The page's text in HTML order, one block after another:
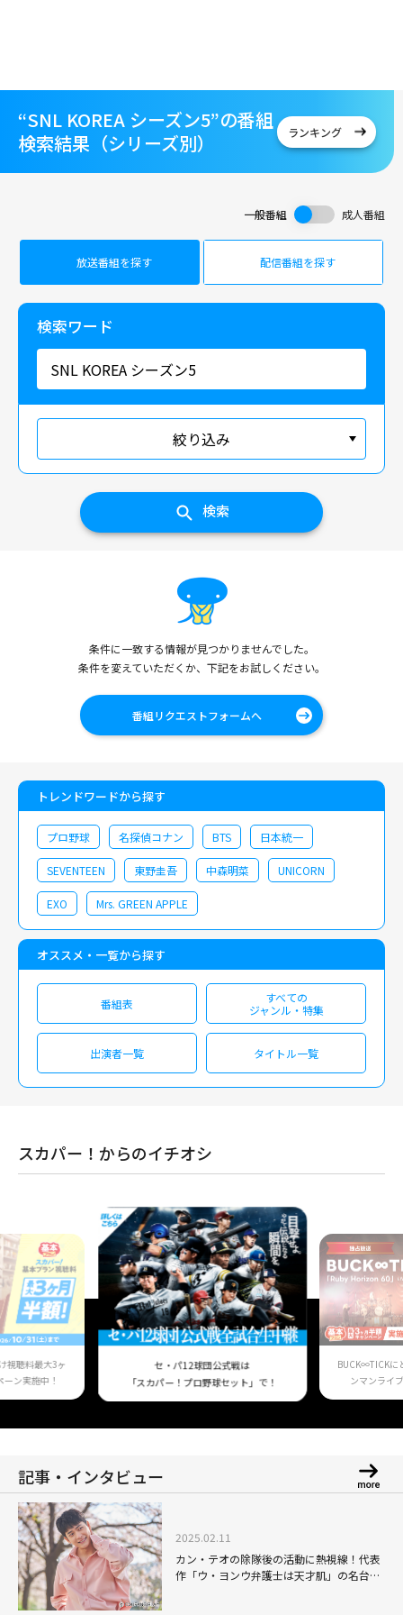
“SNL KOREA シーズン5”の番組
検索結果（シリーズ別）
ランキング
一般番組 成人番組
放送番組を探す 配信番組を探す
検索ワード
絞り込み
検索
条件に一致する情報が見つかりませんでした。
条件を変えていただくか、下記をお試しください。
番組リクエストフォームへ
トレンドワードから探す
プロ野球 名探偵コナン BTS 日本統一
SEVENTEEN 東野圭吾 中森明菜 UNICORN
EXO Mrs. GREEN APPLE
オススメ・一覧から探す
番組表
すべての
ジャンル・特集
出演者一覧 タイトル一覧
スカパー！からのイチオシ
視聴料最大3ヶ
ン実施中！
セ・パ12球団公式戦は
「スカパー！プロ野球セット」で！
BUCK∞TICKに
ンマンライ
記事・インタビュー
2025.02.11
カン・テオの除隊後の活動に熱視線！代表
作「ウ・ヨンウ弁護士は天才肌」の名台詞